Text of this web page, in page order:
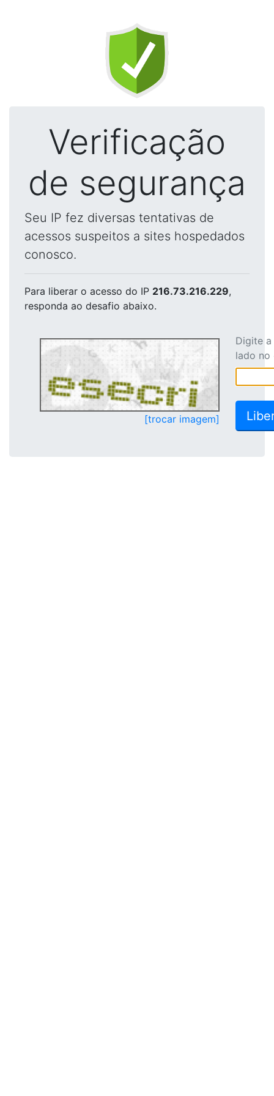
Verificação
de segurança
Seu IP fez diversas tentativas de
acessos suspeitos a sites hospedados
conosco.
Para liberar o acesso do IP 216.73.216.229,
responda ao desafio abaixo.
[trocar imagem]
Digite
lado no